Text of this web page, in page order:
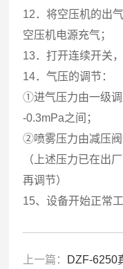
12．将空压机的出
空压机电源充气；
13．打开连续开关
14．气压的调节：
①进气压力由一级
-0.3mPa之间；
②喷雾压力由减压阀
（上述压力已在出
再调节）
15、设备开始正常工
上一篇： DZF-6250